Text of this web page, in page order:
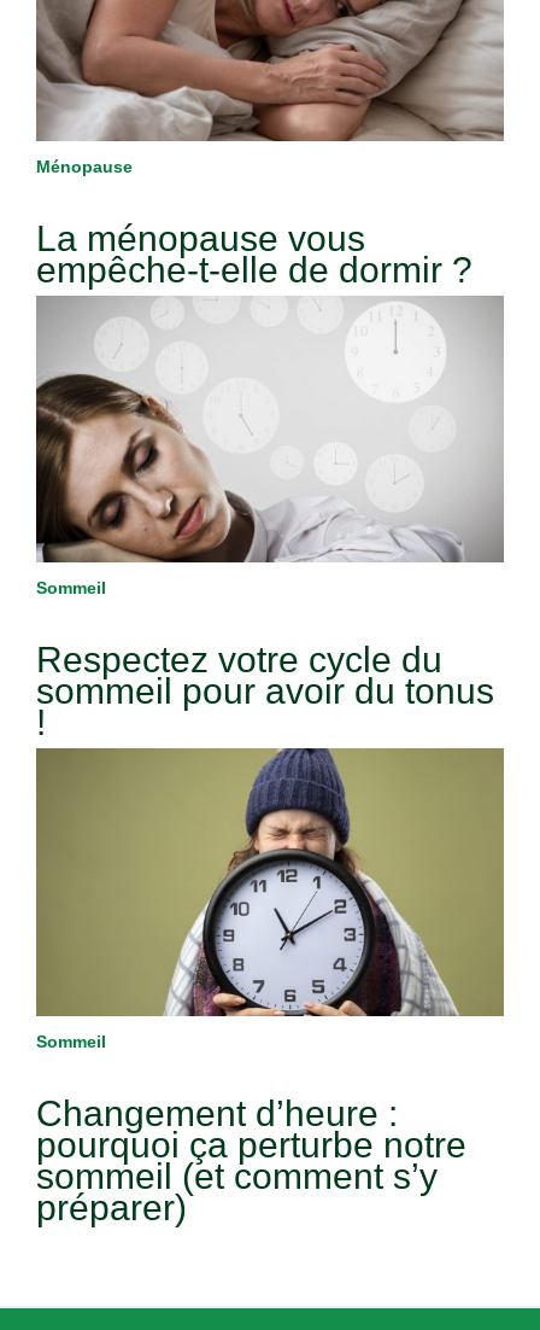
Ménopause
La ménopause vous
empêche-t-elle de dormir ?
Sommeil
Respectez votre cycle du
sommeil pour avoir du tonus
!
Sommeil
Changement d’heure :
pourquoi ça perturbe notre
sommeil (et comment s’y
préparer)